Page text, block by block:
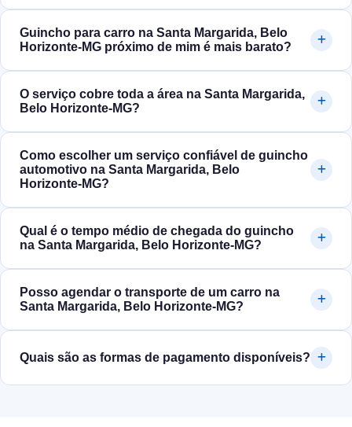
Guincho para carro na Santa Margarida, Belo
Horizonte‑MG próximo de mim é mais barato?
O serviço cobre toda a área na Santa Margarida,
Belo Horizonte‑MG?
Como escolher um serviço confiável de guincho
automotivo na Santa Margarida, Belo
Horizonte‑MG?
Qual é o tempo médio de chegada do guincho
na Santa Margarida, Belo Horizonte‑MG?
Posso agendar o transporte de um carro na
Santa Margarida, Belo Horizonte‑MG?
Quais são as formas de pagamento disponíveis?